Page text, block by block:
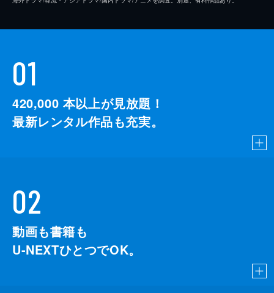
01
420,000 本以上が見放題！
最新レンタル作品も充実。
02
動画も書籍も
U-NEXTひとつでOK。